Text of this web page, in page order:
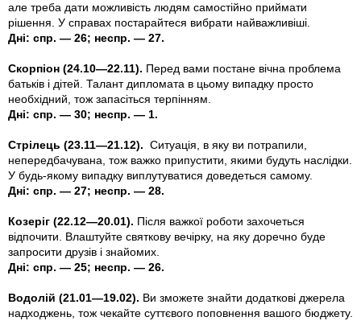
але треба дати можливiсть людям самостiйно приймати
рiшення. У справах постарайтеся вибрати найважливiшi.
Дні: спр. — 26; неспр. — 27.
Скорпіон (24.10—22.11). Перед вами постане вічна проблема
батьків і дітей. Талант дипломата в цьому випадку просто
необхідний, тож запасiться терпiнням.
Дні: спр. — 30; неспр. — 1.
Стрілець (23.11—21.12). Ситуація, в яку ви потрапили,
непередбачувана, тож важко припустити, якими будуть наслiдки.
У будь-якому випадку виплутуватися доведеться самому.
Дні: спр. — 27; неспр. — 28.
Козеріг (22.12—20.01). Пiсля важкої роботи захочеться
вiдпочити. Влаштуйте святкову вечiрку, на яку доречно буде
запросити друзiв i знайомих.
Дні: спр. — 25; неспр. — 26.
Водолій (21.01—19.02). Ви зможете знайти додатковi джерела
надходжень, тож чекайте суттєвого поповнення вашого бюджету.